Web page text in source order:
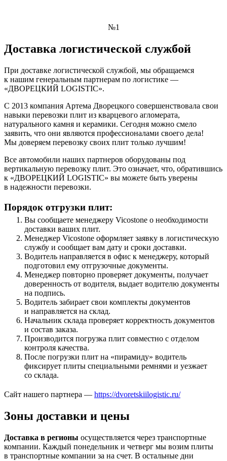
№1
Доставка логистической службой
При доставке логистической службой, мы обращаемся
к нашим генеральным партнерам по логистике —
«ДВОРЕЦКИЙ LOGISTIC».
С 2013 компания Артема Дворецкого совершенствовала свои
навыки перевозки плит из кварцевого агломерата,
натурального камня и керамики. Сегодня можно смело
заявить, что они являются профессионалами своего дела!
Мы доверяем перевозку своих плит только лучшим!
Все автомобили наших партнеров оборудованы под
вертикальную перевозку плит. Это означает, что, обратившись
к «ДВОРЕЦКИЙ LOGISTIC» вы можете быть уверены
в надежности перевозки.
Порядок отгрузки плит:
Вы сообщаете менеджеру Vicostone о необходимости
доставки ваших плит.
Менеджер Vicostone оформляет заявку в логистическую
службу и сообщает вам дату и сроки доставки.
Водитель направляется в офис к менеджеру, который
подготовил ему отгрузочные документы.
Менеджер повторно проверяет документы, получает
доверенность от водителя, выдает водителю документы
на подпись.
Водитель забирает свои комплекты документов
и направляется на склад.
Начальник склада проверяет корректность документов
и состав заказа.
Производится погрузка плит совместно с отделом
контроля качества.
После погрузки плит на «пирамиду» водитель
фиксирует плиты специальными ремнями и уезжает
со склада.
Сайт нашего партнера — https://dvoretskiilogistic.ru/
Зоны доставки и цены
Доставка в регионы осуществляется через транспортные
компании. Каждый понедельник и четверг мы возим плиты
в транспортные компании за на счет. В остальные дни